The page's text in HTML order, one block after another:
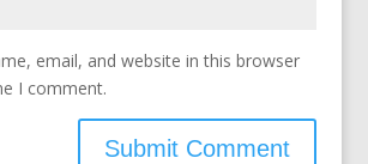
email, and website in this browser
I comment.